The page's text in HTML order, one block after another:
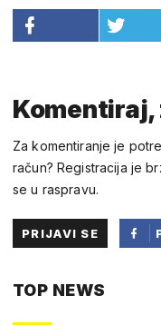
Komentiraj,
Za komentiranje je
račun? Registracija je
se u raspravu.
PRIJAVI SE
TOP NEWS